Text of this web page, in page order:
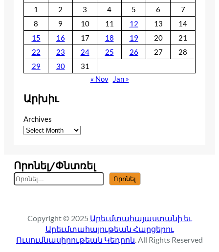
1
2 3 4 5 6
7
8
9 10 11 12 13
14
15
16 17 18 19 20
21
22
23 24 25 26 27
28
29
30
31
« Nov
Jan »
Արխիւ
Archives
Որոնել/Փնտռել
S
e
c
h
Որոնել
Copyright © 2025 Արեւմտահայաստանի եւ
Արեւմտահայութեան Հարցերու
Ուսումնասիրութեան Կեդրոն. All Rights Reserved